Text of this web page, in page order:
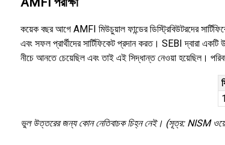
কয়েক বছর আগে AMFI মিউচুয়াল ফান্ডের ডিস্ট্রিবিউটরদের
এবং সফল প্রার্থীদের সার্টিফিকেট প্রদান করত। SEBI দ্বারা
নীচে আনতে চেয়েছিল এবং তাই এই সিদ্ধান্ত নেওয়া হয়েছিল।
ভুল উত্তরের জন্য কোন নেতিবাচক চিহ্ন নেই। (সূত্র: NISM